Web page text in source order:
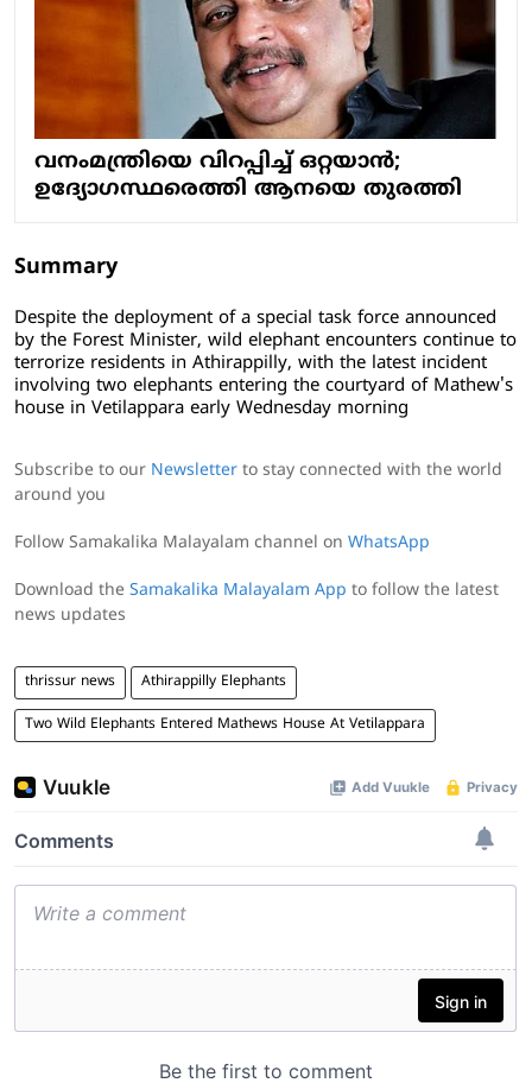
വനംമന്ത്രിയെ വിറപ്പിച്ച് ഒറ്റയാൻ;
ഉദ്യോഗസ്ഥരെത്തി ആനയെ തുരത്തി
Summary
Despite the deployment of a special task force announced
by the Forest Minister, wild elephant encounters continue to
terrorize residents in Athirappilly, with the latest incident
involving two elephants entering the courtyard of Mathew's
house in Vetilappara early Wednesday morning
Subscribe to our Newsletter to stay connected with the world
around you
Follow Samakalika Malayalam channel on WhatsApp
Download the Samakalika Malayalam App to follow the latest
news updates
thrissur news Athirappilly Elephants
Two Wild Elephants Entered Mathews House At Vetilappara